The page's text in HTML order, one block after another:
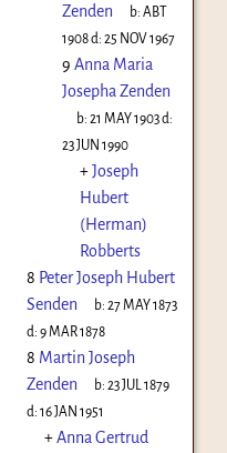
Zenden
b:ABT
1908d: 25 NOV 1967
9 Anna Maria
Josepha Zenden
b:21 MAY 1903d:
23 JUN 1990
+Joseph
Hubert
(Herman)
Robberts
8 Peter Joseph Hubert
Senden
b:27 MAY 1873
d: 9 MAR 1878
8 Martin Joseph
Zenden
b:23 JUL 1879
d: 16 JAN 1951
+Anna Gertrud